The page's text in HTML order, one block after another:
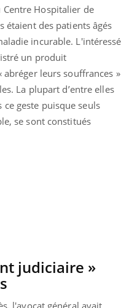
Hospitalier de
étaient des patients âgés
incurable. L'intéressé
un produit
leurs souffrances »
La plupart d’entre elles
geste puisque seuls
se sont constitués
judiciaire »
l'avocat général avait